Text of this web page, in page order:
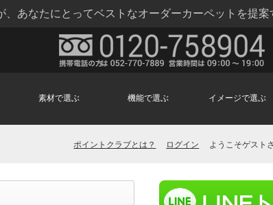
あなたにとってベストなオーダーカーペットを提案
素材で選ぶ 機能で選ぶ イメージで選ぶ
ポイントクラブとは？ ログイン ようこそゲスト